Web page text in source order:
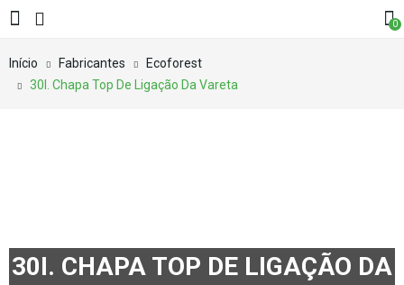
0
Início Fabricantes
Ecoforest
30I. Chapa Top De Ligação Da Vareta
30I. CHAPA TOP DE LIGAÇÃO DA